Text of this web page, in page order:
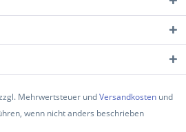
Mehrwertsteuer undVersandkostenund
wenn nicht anders beschrieben